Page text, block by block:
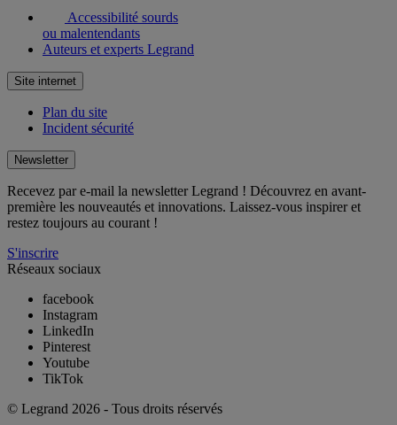
Accessibilité sourds
ou malentendants
Auteurs et experts Legrand
Site internet
Plan du site
Incident sécurité
Newsletter
Recevez par e-mail la newsletter Legrand ! Découvrez en avant-
première les nouveautés et innovations. Laissez-vous inspirer et
restez toujours au courant !
S'inscrire
Réseaux sociaux
facebook
Instagram
LinkedIn
Pinterest
Youtube
TikTok
© Legrand 2026 - Tous droits réservés